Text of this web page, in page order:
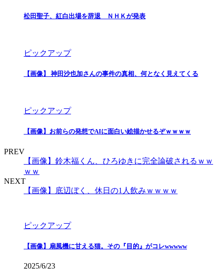
松田聖子、紅白出場を辞退 ＮＨＫが発表
ピックアップ
【画像】 神田沙也加さんの事件の真相、何となく見えてくる
ピックアップ
【画像】お前らの発想でAIに面白い絵描かせるぞｗｗｗｗ
PREV
【画像】鈴木福くん、ひろゆきに完全論破されるｗｗ
ｗｗ
NEXT
【画像】底辺ぼく、休日の1人飲みｗｗｗｗ
ピックアップ
【画像】扇風機に甘える猫。その『目的』がコレwwwww
2025/6/23